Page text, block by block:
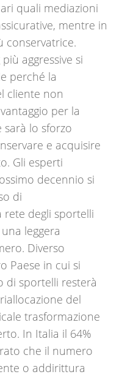
quali mediazioni
mentre in
conservatrice.
aggressive si
perché la
cliente non
per la
lo sforzo
e acquisire
Gli esperti
decennio si
di
rete degli sportelli
leggera
Diverso
Paese in cui si
di sportelli resterà
del
trasformazione
In Italia il 64%
che il numero
o addirittura